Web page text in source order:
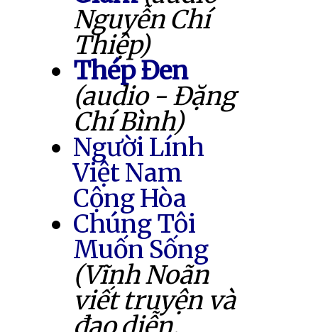
Nguyễn Chí
Thiệp)
Thép Đen
(audio - Đặng
Chí Bình)
Người Lính
Việt Nam
Cộng Hòa
Chúng Tôi
Muốn Sống
(Vĩnh Noãn
viết truyện và